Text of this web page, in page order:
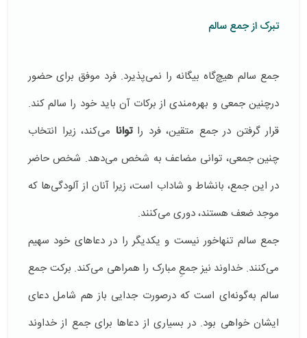
تبرک از جمع سالم
جمع سالم هیچ‌گاه بیگانه را نمی‌پذیرد. فرد موفق برای حضور
درچنین جمعی و بهره‌مندی از برکات آن باید خود را سالم کند.
قرار گرفتن در جمع متقین، فرد راتوانا می‌کند، زیرا انتخاب
چنین جمعی، توانی مضاعف به شخص می‌دهد. شخص حاضر
در این جمع، بانشاط و شاداب است، زیرا آنان از آلودگی‌ها که
موجد ضعف هستند، دوری می‌کنند.
جمع سالم تنهاخور نیست و یکدیگر را در دعاهای خود سهیم
می‌کنند. خداوند نیز جمعِ مبارک را همراهی می‌کند. برکت جمع
سالم به‌گونه‌ای است که درصورت جدایی باز هم شامل دعای
ایشان خواهی بود. در بسیاری از دعاها برای جمع از خداوند